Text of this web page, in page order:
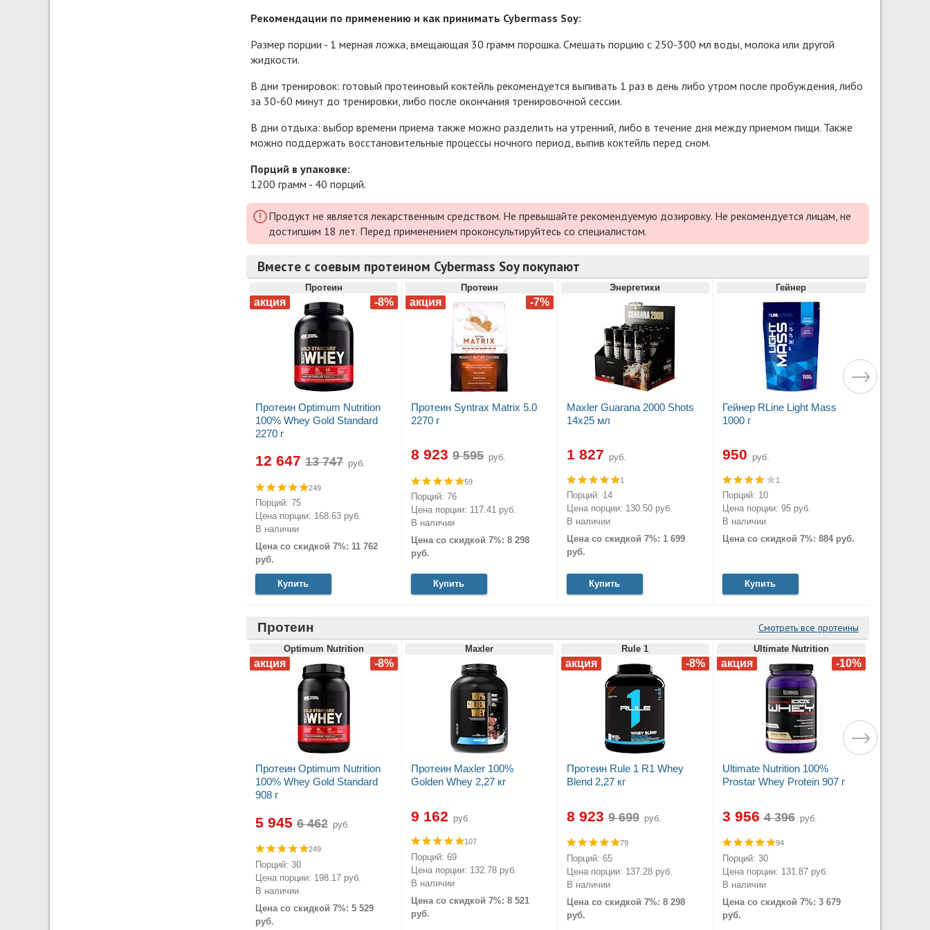
Рекомендации по применению и как принимать Cybermass Soy:
Размер порции - 1 мерная ложка, вмещающая 30 грамм порошка. Смешать порцию с 250-300 мл воды, молока или другой
жидкости.
В дни тренировок: готовый протеиновый коктейль рекомендуется выпивать 1 раз в день либо утром после пробуждения, либо
за 30-60 минут до тренировки, либо после окончания тренировочной сессии.
В дни отдыха: выбор времени приема также можно разделить на утренний, либо в течение дня между приемом пищи. Также
можно поддержать восстановительные процессы ночного период, выпив коктейль перед сном.
Порций в упаковке:
1200 грамм - 40 порций.
Продукт не является лекарственным средством. Не превышайте рекомендуемую дозировку. Не рекомендуется лицам, не
достигшим 18 лет. Перед применением проконсультируйтесь со специалистом.
Вместе с соевым протеином Cybermass Soy покупают
Протеин
Протеин Optimum Nutrition
100% Whey Gold Standard
2270 г
12 647 руб.
249
Порций: 75
Цена порции: 168.63 руб.
В наличии
Цена со скидкой 7%: 11 762
руб.
Купить
Протеин
Протеин Syntrax Matrix 5.0
2270 г
8 923 руб.
59
Порций: 76
Цена порции: 117.41 руб.
В наличии
Цена со скидкой 7%: 8 298
руб.
Купить
Энергетики
Maxler Guarana 2000 Shots
14x25 мл
1 827 руб.
1
Порций: 14
Цена порции: 130.50 руб.
В наличии
Цена со скидкой 7%: 1 699
руб.
Купить
Гейнер
Гейнер RLine Light Mass
1000 г
950 руб.
1
Порций: 10
Цена порции: 95 руб.
В наличии
Цена со скидкой 7%: 884 руб.
Купить
Протеин Смотреть все протеины
Optimum Nutrition
Протеин Optimum Nutrition
100% Whey Gold Standard
908 г
5 945 руб.
249
Порций: 30
Цена порции: 198.17 руб.
В наличии
Цена со скидкой 7%: 5 529
руб.
Maxler
Протеин Maxler 100%
Golden Whey 2,27 кг
9 162 руб.
107
Порций: 69
Цена порции: 132.78 руб.
В наличии
Цена со скидкой 7%: 8 521
руб.
Rule 1
Протеин Rule 1 R1 Whey
Blend 2,27 кг
8 923 руб.
79
Порций: 65
Цена порции: 137.28 руб.
В наличии
Цена со скидкой 7%: 8 298
руб.
Ultimate Nutrition
Ultimate Nutrition 100%
Prostar Whey Protein 907 г
3 956 руб.
94
Порций: 30
Цена порции: 131.87 руб.
В наличии
Цена со скидкой 7%: 3 679
руб.